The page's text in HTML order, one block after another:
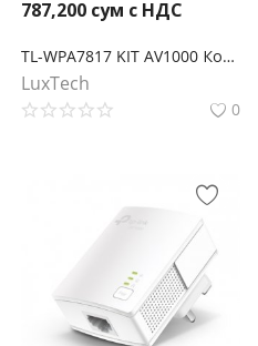
787,200 сум с НДС
TL-WPA7817 KIT AV1000 Комплект гигабитных Powerline-адаптеров с AX1500 Wi-Fi 6
LuxTech
0